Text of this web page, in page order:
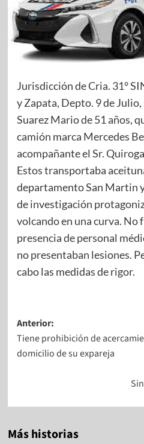
Jurisdicción de Cria. 31°
y Zapata, Depto. 9 de
Suarez Mario de 51 años,
camión marca Mercedes
acompañante el Sr.
Estos transportaba
departamento San Martin
de investigación
volcando en una curva. No
presencia de personal
no presentaban lesiones.
cabo las medidas de rigor.
Anterior:
Tiene prohibición de
domicilio de su expareja
Más historias